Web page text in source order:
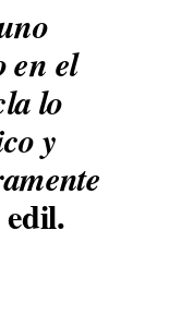
en el
lo
y